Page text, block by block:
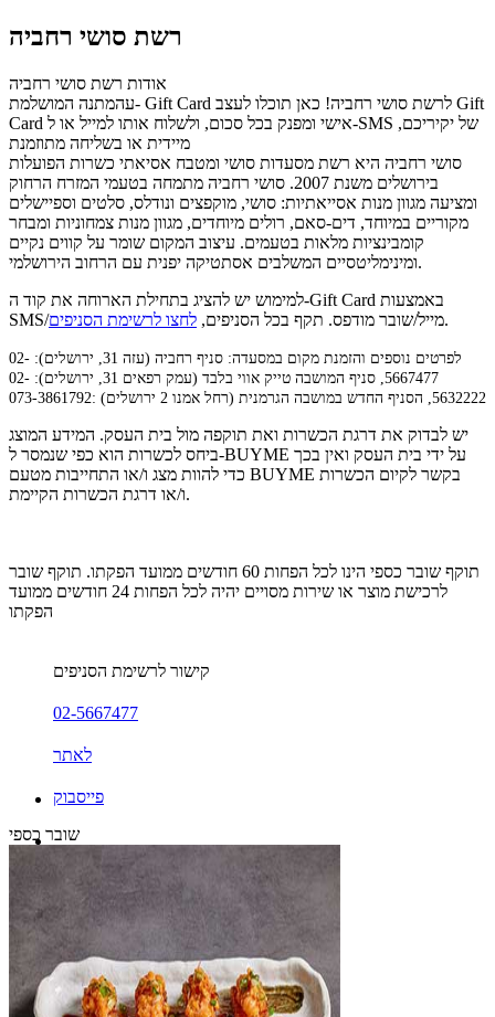
רשת סושי רחביה
אודות רשת סושי רחביה
עהמתנה המושלמת- Gift Card לרשת סושי רחביה! כאן תוכלו לעצב Gift
Card אישי ומפנק בכל סכום, ולשלוח אותו למייל או ל-SMS של יקיריכם,
מיידית או בשליחה מתוזמנת
סושי רחביה היא רשת מסעדות סושי ומטבח אסיאתי כשרות הפועלות
בירושלים משנת 2007. סושי רחביה מתמחה בטעמי המזרח הרחוק
ומציעה מגוון מנות אסייאתיות: סושי, מוקפצים ונודלס, סלטים וספיישלים
מקוריים במיוחד, דים-סאם, רולים מיוחדים, מגוון מנות צמחוניות ומבחר
קומבינציות מלאות בטעמים. עיצוב המקום שומר על קווים נקיים
ומינימליטסיים המשלבים אסתטיקה יפנית עם הרחוב הירושלמי.
למימוש יש להציג בתחילת הארוחה את קוד ה-Gift Card באמצעות
SMS/מייל/שובר מודפס. תקף בכל הסניפים, לחצו לרשימת הסניפים .
לפרטים נוספים והזמנת מקום במסעדה: סניף רחביה (עזה 31, ירושלים): 02-
5667477, סניף המושבה טייק אווי בלבד (עמק רפאים 31, ירושלים): 02-
5632222, הסניף החדש במושבה הגרמנית (רחל אמנו 2 ירושלים) :073-3861792
יש לבדוק את דרגת הכשרות ואת תוקפה מול בית העסק. המידע המוצג
ביחס לכשרות הוא כפי שנמסר ל-BUYME על ידי בית העסק ואין בכך
כדי להוות מצג ו/או התחייבות מטעם BUYME בקשר לקיום הכשרות
ו/או דרגת הכשרות הקיימת.
תוקף שובר כספי הינו לכל הפחות 60 חודשים ממועד הפקתו. תוקף שובר
לרכישת מוצר או שירות מסויים יהיה לכל הפחות 24 חודשים ממועד
הפקתו
קישור לרשימת הסניפים
02-5667477
לאתר
פייסבוק
שובר כספי